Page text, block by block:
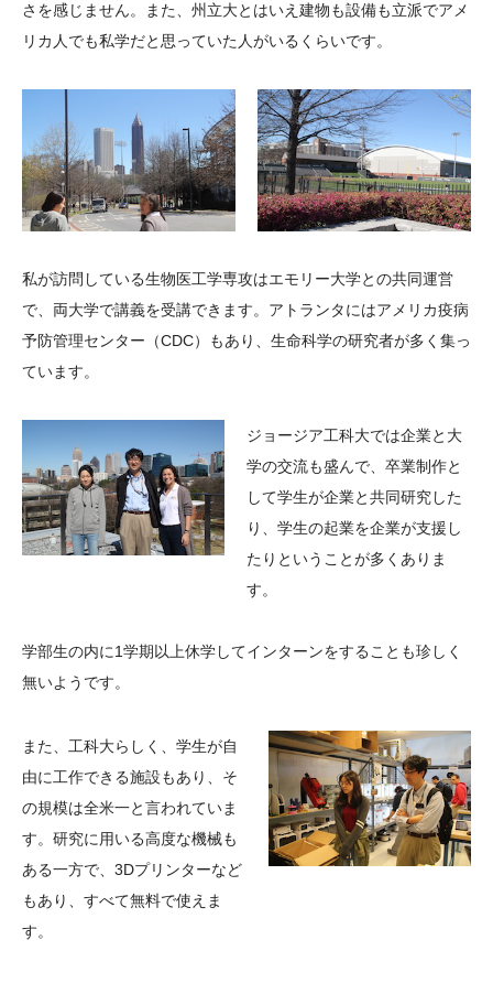
ログラム助成
さを感じません。また、州立大とはいえ建物も設備も立派でアメ
リカ人でも私学だと思っていた人がいるくらいです。
私が訪問している生物医工学専攻はエモリー大学との共同運営
で、両大学で講義を受講できます。アトランタにはアメリカ疫病
予防管理センター（CDC）もあり、生命科学の研究者が多く集っ
ています。
ジョージア工科大では企業と大
学の交流も盛んで、卒業制作と
して学生が企業と共同研究した
り、学生の起業を企業が支援し
たりということが多くありま
す。
学部生の内に1学期以上休学してインターンをすることも珍しく
無いようです。
また、工科大らしく、学生が自
由に工作できる施設もあり、そ
の規模は全米一と言われていま
す。研究に用いる高度な機械も
ある一方で、3Dプリンターなど
もあり、すべて無料で使えま
す。